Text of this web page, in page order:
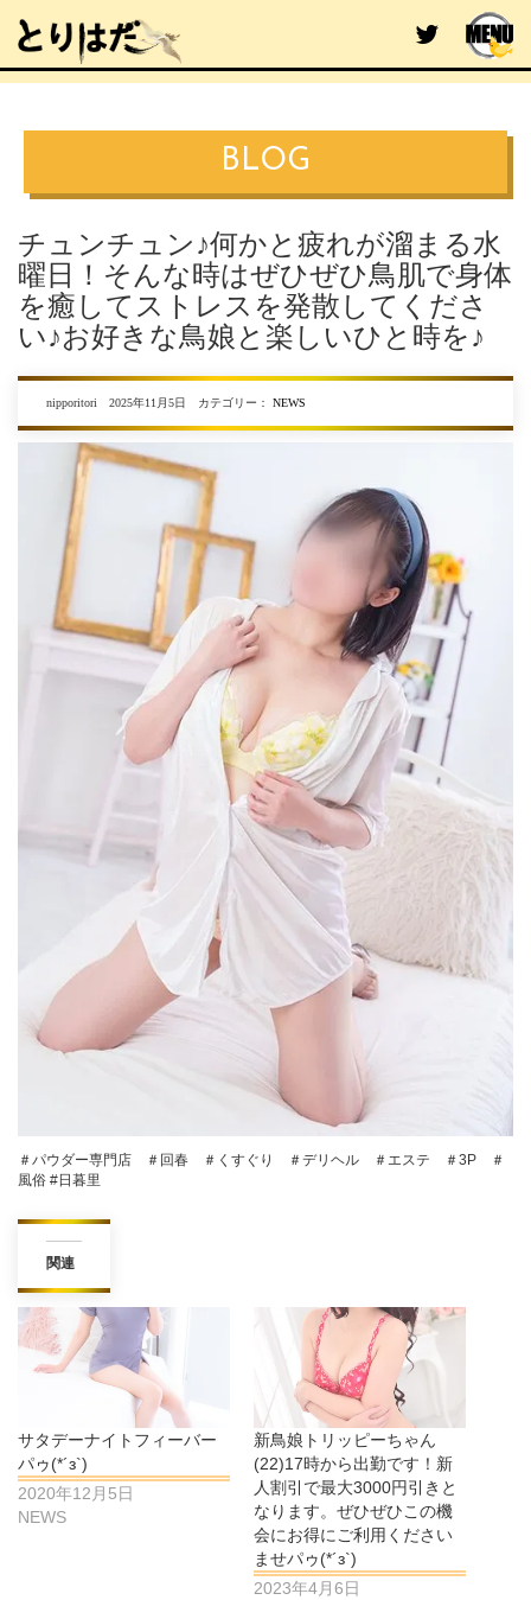
BLOG
チュンチュン♪何かと疲れが溜まる水
曜日！そんな時はぜひぜひ鳥肌で身体
を癒してストレスを発散してくださ
い♪お好きな鳥娘と楽しいひと時を♪
nipporitori 2025年11月5日 カテゴリー： NEWS
＃パウダー専門店 ＃回春 ＃くすぐり ＃デリヘル ＃エステ ＃3P ＃
風俗 #日暮里
関連
サタデーナイトフィーバー
パゥ(*´з`)
2020年12月5日
NEWS
新鳥娘トリッピーちゃん
(22)17時から出勤です！新
人割引で最大3000円引きと
なります。ぜひぜひこの機
会にお得にご利用ください
ませパゥ(*´з`)
2023年4月6日